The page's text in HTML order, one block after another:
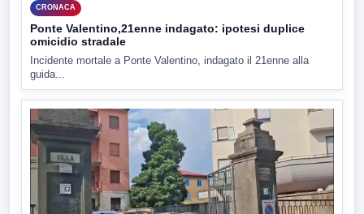
CRONACA
Ponte Valentino,21enne indagato: ipotesi duplice
omicidio stradale
Incidente mortale a Ponte Valentino, indagato il 21enne alla
guida...